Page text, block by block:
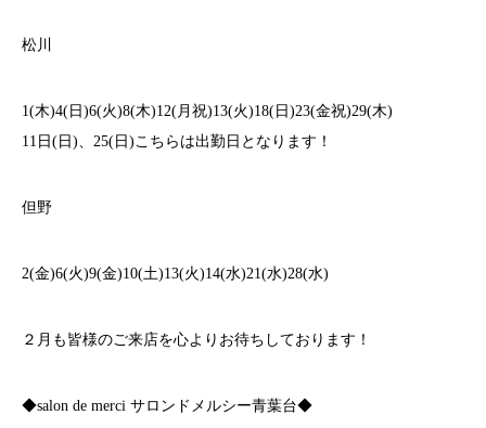
松川
1(木)4(日)6(火)8(木)12(月祝)13(火)18(日)23(金祝)29(木)
11日(日)、25(日)こちらは出勤日となります！
但野
2(金)6(火)9(金)10(土)13(火)14(水)21(水)28(水)
２月も皆様のご来店を心よりお待ちしております！
◆salon de merci サロンドメルシー青葉台◆